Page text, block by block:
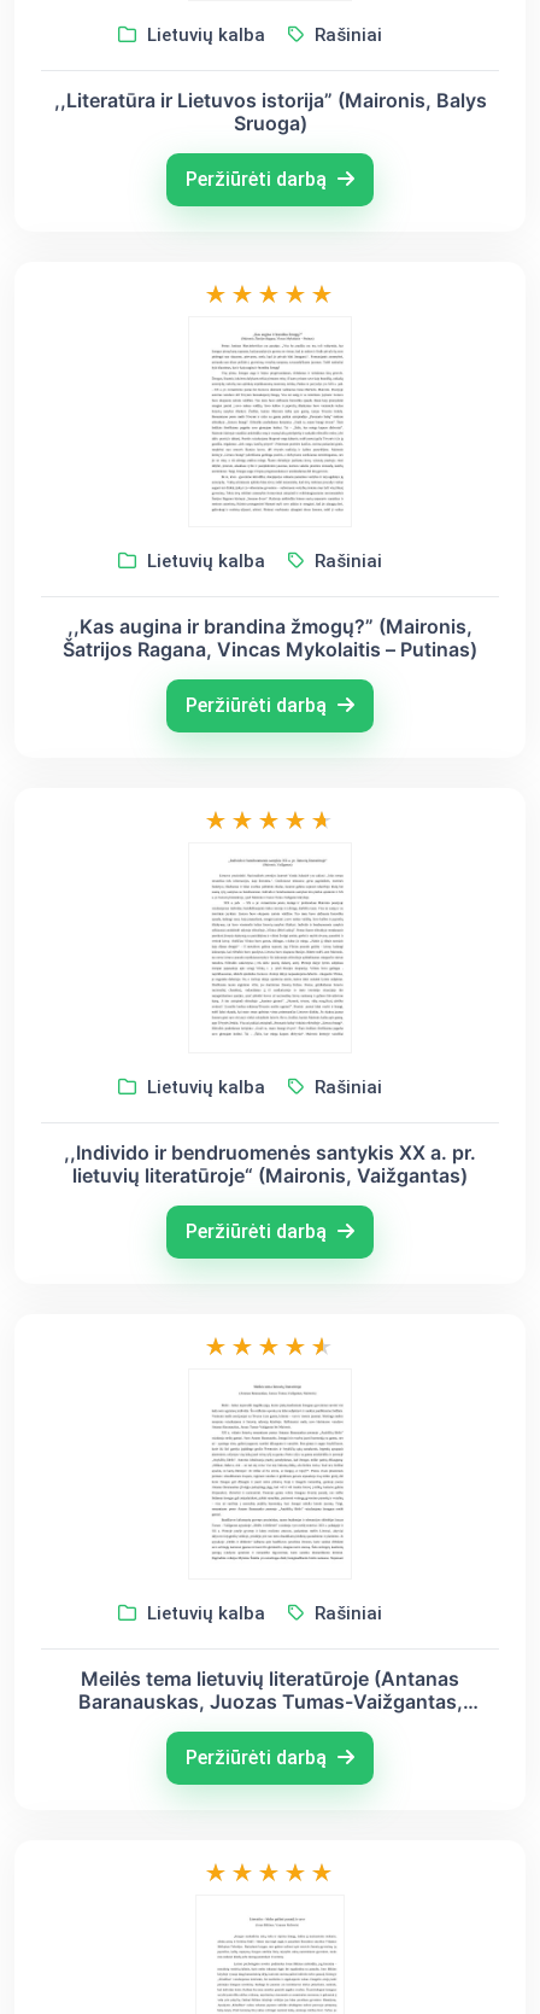
Lietuvių kalba Rašiniai
,,Literatūra ir Lietuvos istorija” (Maironis, Balys
Sruoga)
Peržiūrėti darbą
Lietuvių kalba Rašiniai
,,Kas augina ir brandina žmogų?” (Maironis,
Šatrijos Ragana, Vincas Mykolaitis – Putinas)
Peržiūrėti darbą
Lietuvių kalba Rašiniai
,,Individo ir bendruomenės santykis XX a. pr.
lietuvių literatūroje“ (Maironis, Vaižgantas)
Peržiūrėti darbą
Lietuvių kalba Rašiniai
Meilės tema lietuvių literatūroje (Antanas
Baranauskas, Juozas Tumas-Vaižgantas,
Peržiūrėti darbą